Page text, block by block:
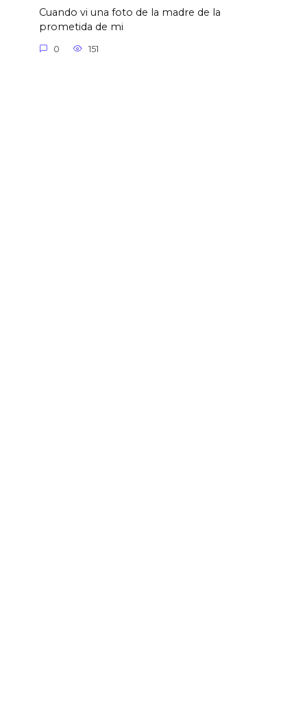
Cuando vi una foto de la madre de la
prometida de mi
0 151